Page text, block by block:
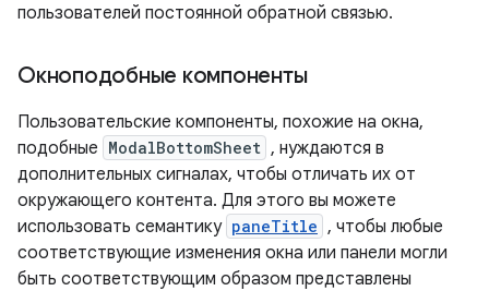
пользователей постоянной обратной связью.
Окноподобные компоненты
Пользовательские компоненты, похожие на окна,
подобные ModalBottomSheet , нуждаются в
дополнительных сигналах, чтобы отличать их от
окружающего контента. Для этого вы можете
использовать семантику paneTitle , чтобы любые
соответствующие изменения окна или панели могли
быть соответствующим образом представлены